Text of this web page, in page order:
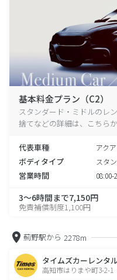
基本料金プラン（C2）
スタンダード・ミドルのレ
捨てなどの詳細は、こちら
代表車種 アク
ボディタイプ スタ
営業時間 08:00-
3～6時間まで7,150円
免責補償制度1,100円
薊野駅から 2278m
タイムズカーレンタ
高知市はりまや町3-2-1